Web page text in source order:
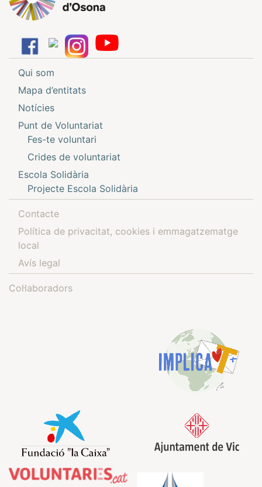
Qui som
Mapa d’entitats
Notícies
Punt de Voluntariat
Fes-te voluntari
Crides de voluntariat
Escola Solidària
Projecte Escola Solidària
Contacte
Política de privacitat, cookies i emmagatzematge
local
Avís legal
Col·laboradors